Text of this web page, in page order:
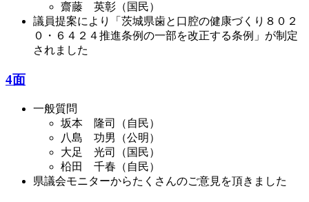
齋藤 英彰（国民）
議員提案により「茨城県歯と口腔の健康づくり８０２
０・６４２４推進条例の一部を改正する条例」が制定
されました
4面
一般質問
坂本 隆司（自民）
八島 功男（公明）
大足 光司（国民）
柗田 千春（自民）
県議会モニターからたくさんのご意見を頂きました